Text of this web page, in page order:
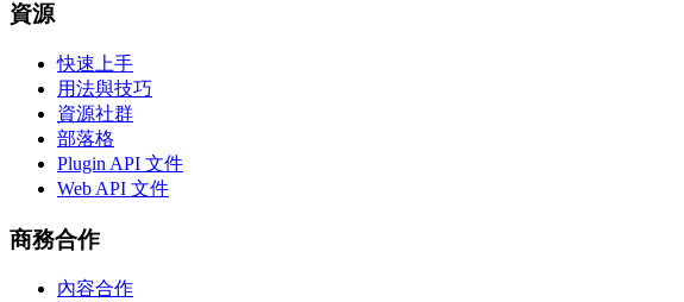
資源
快速上手
用法與技巧
資源社群
部落格
Plugin API 文件
Web API 文件
商務合作
內容合作